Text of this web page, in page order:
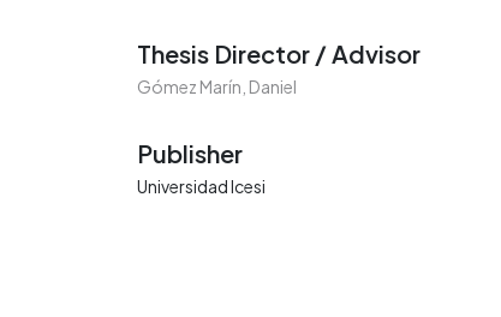
Thesis Director / Advisor
Gómez Marín, Daniel
Publisher
Universidad Icesi